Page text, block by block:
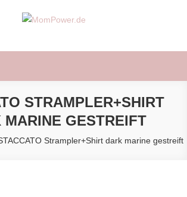
STRAMPLER+SHIRT
MARINE GESTREIFT
Strampler+Shirt dark marine gestreift